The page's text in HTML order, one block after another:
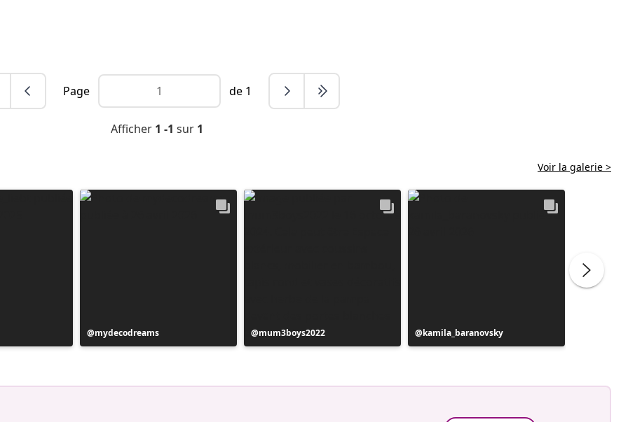
Page de 1
Afficher 1 -1 sur 1
Voir la galerie >
Publication
publiée
mydecodreams
Publication
publiée
mum3boys2022
Publication
publiée
kamila_baranovsky